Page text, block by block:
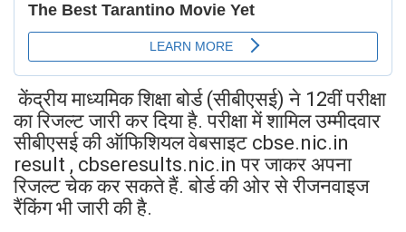
केंद्रीय माध्यमिक शिक्षा बोर्ड (सीबीएसई) ने 12वीं परीक्षा
का रिजल्ट जारी कर दिया है. परीक्षा में शामिल उम्मीदवार
सीबीएसई की ऑफिशियल वेबसाइट cbse.nic.in
result , cbseresults.nic.in पर जाकर अपना
रिजल्ट चेक कर सकते हैं. बोर्ड की ओर से रीजनवाइज
रैंकिंग भी जारी की है.